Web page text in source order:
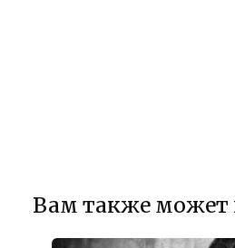
Вам также может